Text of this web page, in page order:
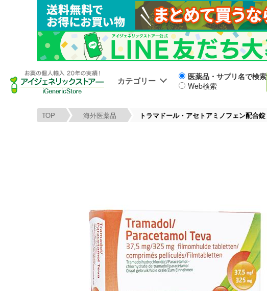
カテゴリー
医薬品・サプリ名で検索
Web検索
TOP 海外医薬品 トラマドール・アセトアミノフェン配合錠